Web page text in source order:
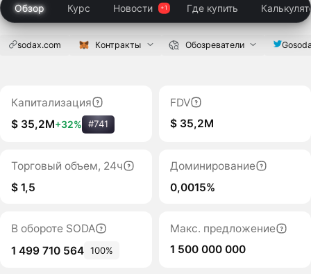
Обзор Курс Новости Где купить
sodax.com Контракты Обозреватели
Капитализация
$ 35,2M+32% #741
FDV
$ 35,2M
Торговый объем, 24ч
$ 1,5
Доминирование
0,0015%
В обороте SODA
1 499 710 564 100%
Макс. предложение
1 500 000 000